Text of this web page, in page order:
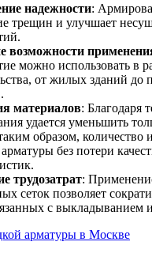
надежности:
трещин и улучшает
возможности
можно использовать в
от жилых зданий
материалов: Благодаря
удается уменьшить
образом, количество
без потери
трудозатрат:
сеток позволяет
с выкладыванием